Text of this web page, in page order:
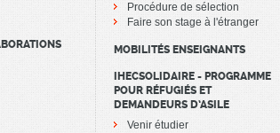
Procédure de sélection
Faire son stage à l'étranger
MOBILITÉS ENSEIGNANTS
IHECSOLIDAIRE - PROGRAMME
POUR RÉFUGIÉS ET
DEMANDEURS D’ASILE
Venir étudier